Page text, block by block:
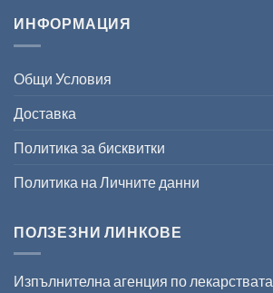
ИНФОРМАЦИЯ
Общи Условия
Доставка
Политика за бисквитки
Политика на Личните данни
ПОЛЗЕЗНИ ЛИНКОВЕ
Изпълнителна агенция по лекарствата